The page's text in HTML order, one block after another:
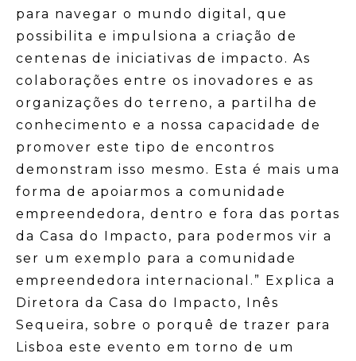
para navegar o mundo digital, que
possibilita e impulsiona a criação de
centenas de iniciativas de impacto. As
colaborações entre os inovadores e as
organizações do terreno, a partilha de
conhecimento e a nossa capacidade de
promover este tipo de encontros
demonstram isso mesmo. Esta é mais uma
forma de apoiarmos a comunidade
empreendedora, dentro e fora das portas
da Casa do Impacto, para podermos vir a
ser um exemplo para a comunidade
empreendedora internacional.” Explica a
Diretora da Casa do Impacto, Inês
Sequeira, sobre o porquê de trazer para
Lisboa este evento em torno de um